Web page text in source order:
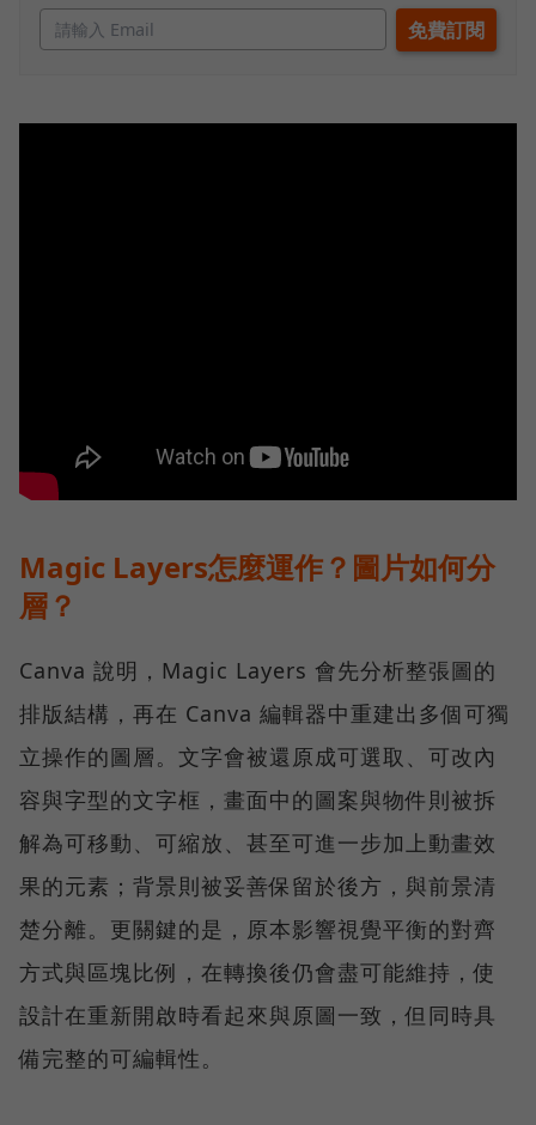
Magic Layers怎麼運作？圖片如何分
層？
Canva 說明，Magic Layers 會先分析整張圖的
排版結構，再在 Canva 編輯器中重建出多個可獨
立操作的圖層。文字會被還原成可選取、可改內
容與字型的文字框，畫面中的圖案與物件則被拆
解為可移動、可縮放、甚至可進一步加上動畫效
果的元素；背景則被妥善保留於後方，與前景清
楚分離。更關鍵的是，原本影響視覺平衡的對齊
方式與區塊比例，在轉換後仍會盡可能維持，使
設計在重新開啟時看起來與原圖一致，但同時具
備完整的可編輯性。